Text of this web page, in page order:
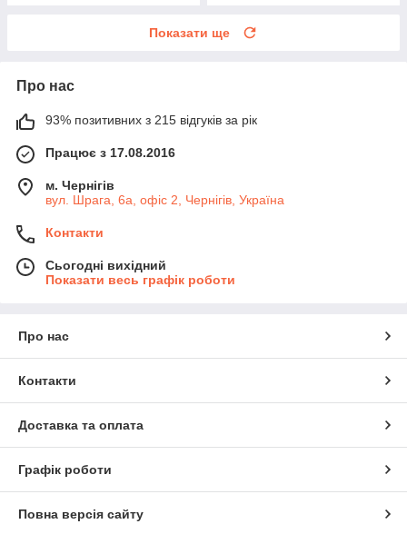
Показати ще
Про нас
93% позитивних з 215 відгуків за рік
Працює з 17.08.2016
м. Чернігів
вул. Шрага, 6а, офіс 2, Чернігів, Україна
Контакти
Сьогодні вихідний
Показати весь графік роботи
Про нас
Контакти
Доставка та оплата
Графік роботи
Повна версія сайту